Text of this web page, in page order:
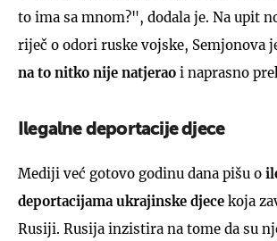
to ima sa mnom?", dodala je. Na upit
riječ o odori ruske vojske, Semjonova
na to nitko nije natjerao i naprasno
Ilegalne deportacije djece
Mediji već gotovo godinu dana pišu o
deportacijama ukrajinske djece koja
Rusiji. Rusija inzistira na tome da su